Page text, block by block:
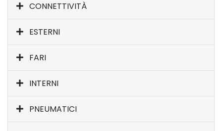
CONNETTIVITÀ
ESTERNI
FARI
INTERNI
PNEUMATICI